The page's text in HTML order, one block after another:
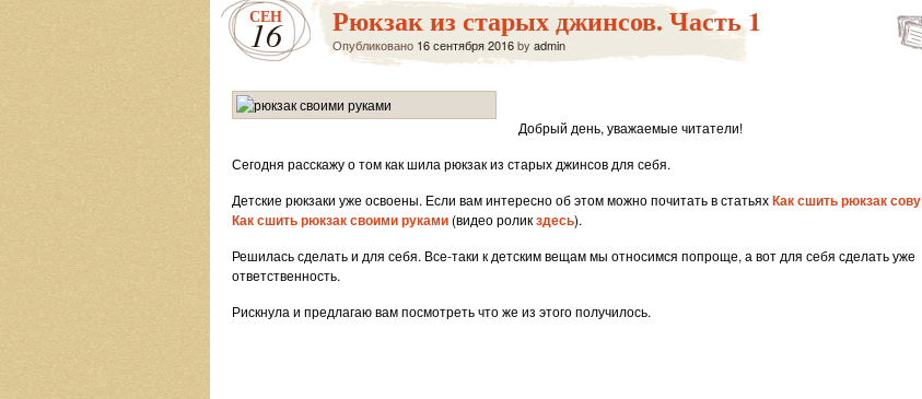
СЕН
16 Рюкзак из старых джинсов. Часть 1
Опубликовано 16 сентября 2016by admin
Добрый день, уважаемые читатели!
Сегодня расскажу о том как шила рюкзак из старых джинсов для себя.
Детские рюкзаки уже освоены. Если вам интересно об этом можно почитать в статьяхКак сшить рюкзак сову
Как сшить рюкзак своими руками (видео роликздесь).
Решилась сделать и для себя. Все-таки к детским вещам мы относимся попроще, а вот для себя сделать уже
ответственность.
Рискнула и предлагаю вам посмотреть что же из этого получилось.